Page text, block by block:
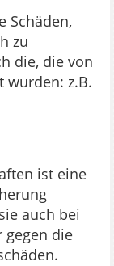
Schäden,
zu
die, die von
wurden: z.B.
ist eine
auch bei
gegen die